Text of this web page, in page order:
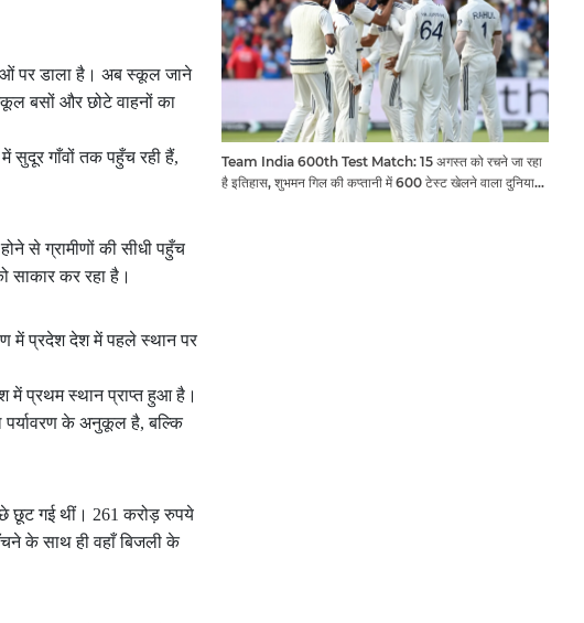
पर डाला है। अब स्कूल जाने
बसों और छोटे वाहनों का
सुदूर गाँवों तक पहुँच रही हैं,
से ग्रामीणों की सीधी पहुँच
साकार कर रहा है।
में प्रदेश देश में पहले स्थान पर
में प्रथम स्थान प्राप्त हुआ है।
पर्यावरण के अनुकूल है, बल्कि
छूट गई थीं। 261 करोड़ रुपये
के साथ ही वहाँ बिजली के
Team India 600th Test Match: 15 अगस्त को रचने जा रहा
है इतिहास, शुभमन गिल की कप्तानी में 600 टेस्ट खेलने वाला दुनिया